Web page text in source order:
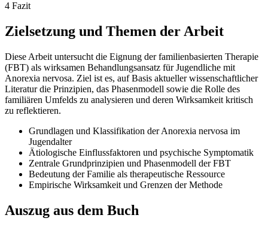
4 Fazit
Zielsetzung und Themen der Arbeit
Diese Arbeit untersucht die Eignung der familienbasierten Therapie
(FBT) als wirksamen Behandlungsansatz für Jugendliche mit
Anorexia nervosa. Ziel ist es, auf Basis aktueller wissenschaftlicher
Literatur die Prinzipien, das Phasenmodell sowie die Rolle des
familiären Umfelds zu analysieren und deren Wirksamkeit kritisch
zu reflektieren.
Grundlagen und Klassifikation der Anorexia nervosa im
Jugendalter
Ätiologische Einflussfaktoren und psychische Symptomatik
Zentrale Grundprinzipien und Phasenmodell der FBT
Bedeutung der Familie als therapeutische Ressource
Empirische Wirksamkeit und Grenzen der Methode
Auszug aus dem Buch